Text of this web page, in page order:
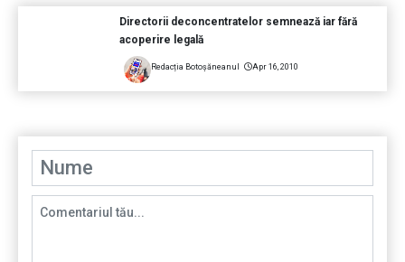
Directorii deconcentratelor semnează iar fără
acoperire legală
Redacția Botoșăneanul Apr 16, 2010